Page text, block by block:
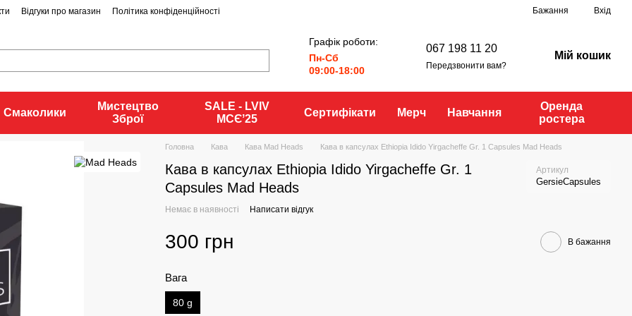
Відгуки про магазин Політика конфіденційності Бажання Вхід
Графік роботи:
Пн-Сб
09:00-18:00
067 198 11 20
Передзвонити вам?
Мій кошик
Смаколики
Мистецтво
Зброї
SALE - LVIV
MCЄʼ25
Сертифікати Мерч Навчання
Оренда
ростера
Головна Кава Кава Mad Heads Кава в капсулах Ethiopia Idido Yirgacheffe Gr. 1 Capsules Mad Heads
Кава в капсулах Ethiopia Idido Yirgacheffe Gr. 1
Capsules Mad Heads
Артикул
GersieCapsules
Немає в наявності Написати відгук
300 грн В бажання
Вага
80 g